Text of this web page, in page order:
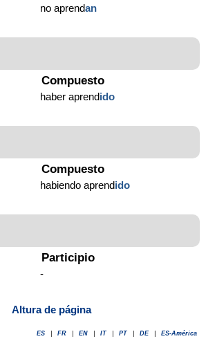
no aprendan
Compuesto
haber aprendido
Compuesto
habiendo aprendido
Participio
-
Altura de página
ES FR EN IT PT DE ES-América